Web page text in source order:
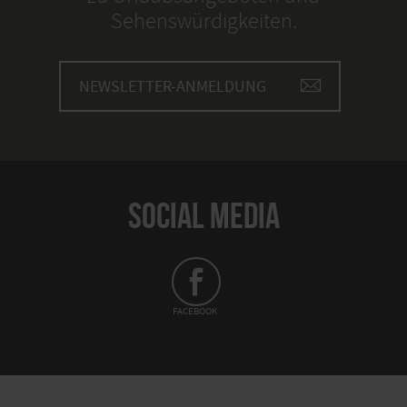
Sehenswürdigkeiten.
NEWSLETTER-ANMELDUNG
SOCIAL MEDIA
FACEBOOK